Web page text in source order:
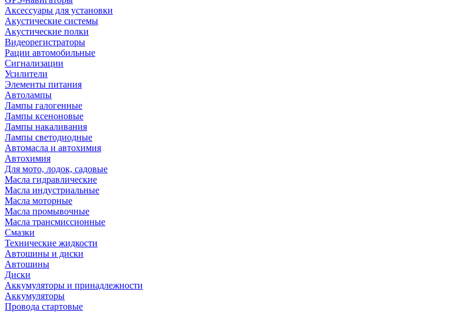
Аксессуары для установки
Акустические системы
Акустические полки
Видеорегистраторы
Рации автомобильные
Сигнализации
Усилители
Элементы питания
Автолампы
Лампы галогенные
Лампы ксеноновые
Лампы накаливания
Лампы светодиодные
Автомасла и автохимия
Автохимия
Для мото, лодок, садовые
Масла гидравлические
Масла индустриальные
Масла моторные
Масла промывочные
Масла трансмиссионные
Смазки
Технические жидкости
Автошины и диски
Автошины
Диски
Аккумуляторы и принадлежности
Аккумуляторы
Провода стартовые